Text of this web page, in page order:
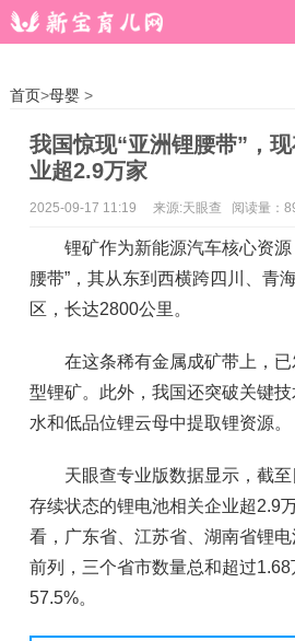
首页>母婴>
我国惊现“亚洲锂腰带”，
业超2.9万家
2025-09-17 11:19 来源:天眼查 阅读量：
锂矿作为新能源汽车核心资
腰带”，其从东到西横跨四川、青
区，长达2800公里。
在这条稀有金属成矿带上，
型锂矿。此外，我国还突破关键
水和低品位锂云母中提取锂资源。
天眼查专业版数据显示，截至
存续状态的锂电池相关企业超2.9
看，广东省、江苏省、湖南省锂
前列，三个省市数量总和超过
57.5%。